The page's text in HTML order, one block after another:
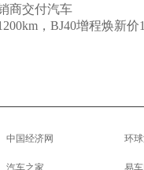
商交付汽车
，BJ40增程焕新价
中国经济网 环
汽车之家 易车